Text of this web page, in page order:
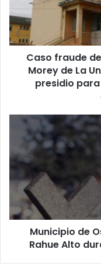
hospital
Juan
Morey
de
Unión:
años
presidio
para
ex
subdirector
exjefe
de
contabilidad
Caso fraude
Morey de La
presidio
Municipio
Osorno
abrirá
cementerio
de
Rahue
durante
noche
Año
Municipio de
Rahue Alto